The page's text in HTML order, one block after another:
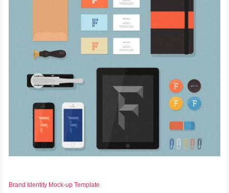
Brand Identity Mock-up Template